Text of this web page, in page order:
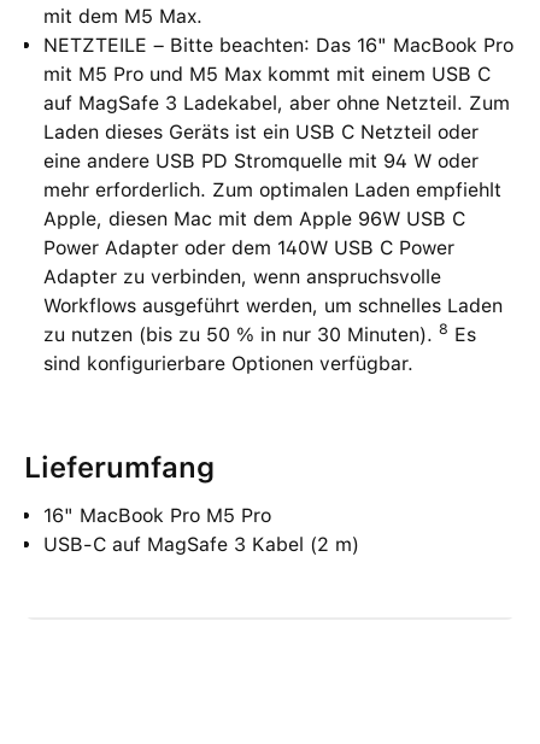
mit dem M5 Max.
NETZTEILE – Bitte beachten: Das 16" MacBook Pro
mit M5 Pro und M5 Max kommt mit einem USB C
auf MagSafe 3 Ladekabel, aber ohne Netzteil. Zum
Laden dieses Geräts ist ein USB C Netzteil oder
eine andere USB PD Stromquelle mit 94 W oder
mehr erforderlich. Zum optimalen Laden empfiehlt
Apple, diesen Mac mit dem Apple 96W USB C
Power Adapter oder dem 140W USB C Power
Adapter zu verbinden, wenn anspruchsvolle
Workflows ausgeführt werden, um schnelles Laden
zu nutzen (bis zu 50 % in nur 30 Minuten). 8 Es
sind konfigurierbare Optionen verfügbar.
Lieferumfang
16" MacBook Pro M5 Pro
USB‑C auf MagSafe 3 Kabel (2 m)